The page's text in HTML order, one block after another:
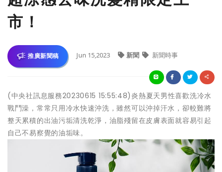
市！
推廣新聞稿 Jun 15,2023 新聞 新聞時事
(中央社訊息服務20230615 15:55:48)炎熱夏天男性喜歡洗冷水
戰鬥澡，常常只用冷水快速沖洗，雖然可以沖掉汗水，卻較難將
整天累積的出油污垢清洗乾淨，油脂殘留在皮膚表面就容易引起
自己不易察覺的油垢味。